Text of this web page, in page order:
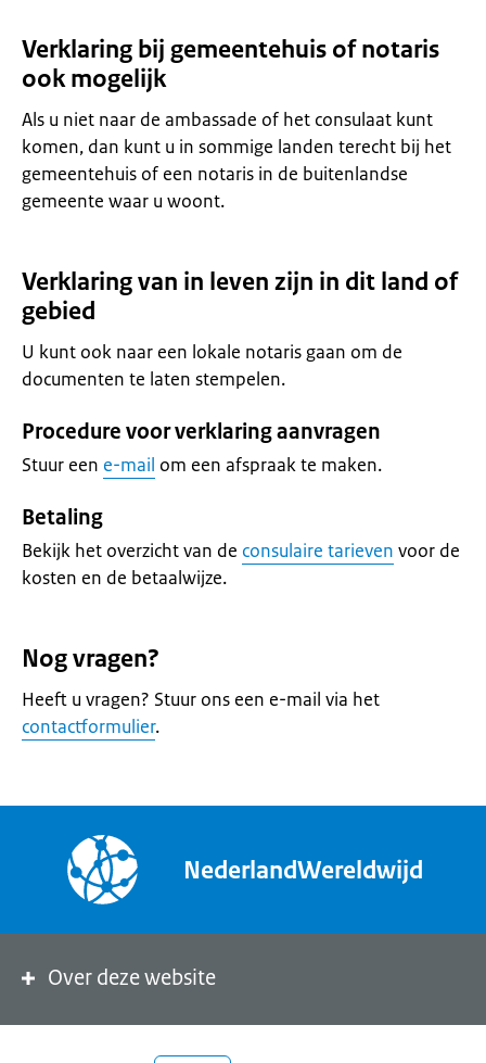
Verklaring bij gemeentehuis of notaris
ook mogelijk
Als u niet naar de ambassade of het consulaat kunt
komen, dan kunt u in sommige landen terecht bij het
gemeentehuis of een notaris in de buitenlandse
gemeente waar u woont.
Verklaring van in leven zijn in dit land of
gebied
U kunt ook naar een lokale notaris gaan om de
documenten te laten stempelen.
Procedure voor verklaring aanvragen
Stuur een e-mail om een afspraak te maken.
Betaling
Bekijk het overzicht van de consulaire tarieven voor de
kosten en de betaalwijze.
Nog vragen?
Heeft u vragen? Stuur ons een e-mail via het
contactformulier.
NederlandWereldwijd
Over deze website